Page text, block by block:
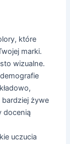
które
marki.
wizualne.
żywe
docenią
uczucia